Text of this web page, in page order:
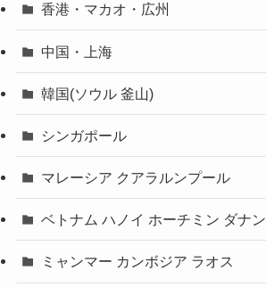
香港・マカオ・広州
中国・上海
韓国(ソウル 釜山)
シンガポール
マレーシア クアラルンプール
ベトナム ハノイ ホーチミン ダナン
ミャンマー カンボジア ラオス